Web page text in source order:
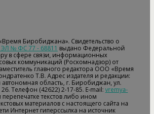
Биробиджана». Свидетельство о
№ ФС 77 - 68811 выдано Федеральной
в сфере связи, информационных
коммуникаций (Роскомнадзор) от
главного редактора ООО «Время
Т.В. Адрес издателя и редакции:
автономная область, г. Биробиджан, ул.
Телефон (42622) 2-17-85. E-mail: vremya-
перепечатке текстов либо ином
материалов с настоящего сайта на
Интернет гиперссылка на источник